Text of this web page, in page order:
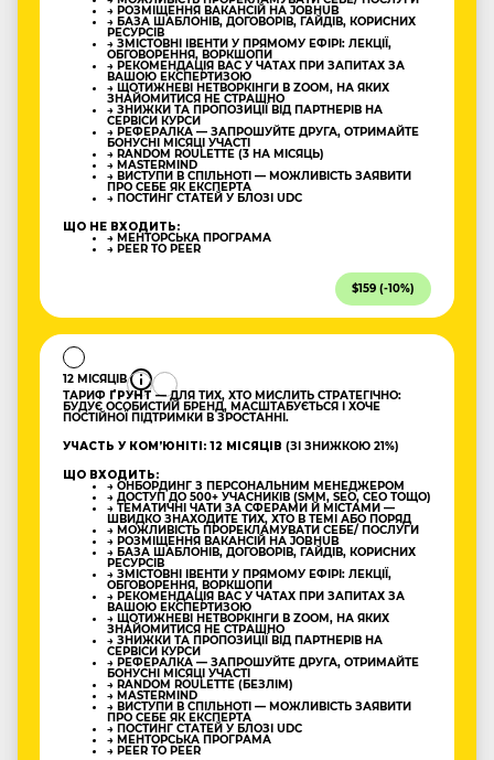
→ РОЗМІЩЕННЯ ВАКАНСІЙ НА JOBHUB
→ БАЗА ШАБЛОНІВ, ДОГОВОРІВ, ГАЙДІВ, КОРИСНИХ
РЕСУРСІВ
→ ЗМІСТОВНІ ІВЕНТИ У ПРЯМОМУ ЕФІРІ: ЛЕКЦІЇ,
ОБГОВОРЕННЯ, ВОРКШОПИ
→ РЕКОМЕНДАЦІЯ ВАС У ЧАТАХ ПРИ ЗАПИТАХ ЗА
ВАШОЮ ЕКСПЕРТИЗОЮ
→ ЩОТИЖНЕВІ НЕТВОРКІНГИ В ZOOM, НА ЯКИХ
ЗНАЙОМИТИСЯ НЕ СТРАШНО
→ ЗНИЖКИ ТА ПРОПОЗИЦІЇ ВІД ПАРТНЕРІВ НА
СЕРВІСИ КУРСИ
→ РЕФЕРАЛКА — ЗАПРОШУЙТЕ ДРУГА, ОТРИМАЙТЕ
БОНУСНІ МІСЯЦІ УЧАСТІ
→ RANDOM ROULETTE (3 НА МІСЯЦЬ)
→ MASTERMIND
→ ВИСТУПИ В СПІЛЬНОТІ — МОЖЛИВІСТЬ ЗАЯВИТИ
ПРО СЕБЕ ЯК ЕКСПЕРТА
→ ПОСТИНГ СТАТЕЙ У БЛОЗІ UDC
ЩО НЕ ВХОДИТЬ:
→ МЕНТОРСЬКА ПРОГРАМА
→ PEER TO PEER
$159 (-10%)
12 МІСЯЦІВ
ТАРИФ ҐРУНТ — ДЛЯ ТИХ, ХТО МИСЛИТЬ СТРАТЕГІЧНО:
БУДУЄ ОСОБИСТИЙ БРЕНД, МАСШТАБУЄТЬСЯ І ХОЧЕ
ПОСТІЙНОЇ ПІДТРИМКИ В ЗРОСТАННІ.
УЧАСТЬ У КОМʼЮНІТІ: 12 МІСЯЦІВ (ЗІ ЗНИЖКОЮ 21%)
ЩО ВХОДИТЬ:
→ ОНБОРДИНГ З ПЕРСОНАЛЬНИМ МЕНЕДЖЕРОМ
→ ДОСТУП ДО 500+ УЧАСНИКІВ (SMM, SEO, CEO ТОЩО)
→ ТЕМАТИЧНІ ЧАТИ ЗА СФЕРАМИ Й МІСТАМИ —
ШВИДКО ЗНАХОДИТЕ ТИХ, ХТО В ТЕМІ АБО ПОРЯД
→ МОЖЛИВІСТЬ ПРОРЕКЛАМУВАТИ СЕБЕ/ ПОСЛУГИ
→ РОЗМІЩЕННЯ ВАКАНСІЙ НА JOBHUB
→ БАЗА ШАБЛОНІВ, ДОГОВОРІВ, ГАЙДІВ, КОРИСНИХ
РЕСУРСІВ
→ ЗМІСТОВНІ ІВЕНТИ У ПРЯМОМУ ЕФІРІ: ЛЕКЦІЇ,
ОБГОВОРЕННЯ, ВОРКШОПИ
→ РЕКОМЕНДАЦІЯ ВАС У ЧАТАХ ПРИ ЗАПИТАХ ЗА
ВАШОЮ ЕКСПЕРТИЗОЮ
→ ЩОТИЖНЕВІ НЕТВОРКІНГИ В ZOOM, НА ЯКИХ
ЗНАЙОМИТИСЯ НЕ СТРАШНО
→ ЗНИЖКИ ТА ПРОПОЗИЦІЇ ВІД ПАРТНЕРІВ НА
СЕРВІСИ КУРСИ
→ РЕФЕРАЛКА — ЗАПРОШУЙТЕ ДРУГА, ОТРИМАЙТЕ
БОНУСНІ МІСЯЦІ УЧАСТІ
→ RANDOM ROULETTE (БЕЗЛІМ)
→ MASTERMIND
→ ВИСТУПИ В СПІЛЬНОТІ — МОЖЛИВІСТЬ ЗАЯВИТИ
ПРО СЕБЕ ЯК ЕКСПЕРТА
→ ПОСТИНГ СТАТЕЙ У БЛОЗІ UDC
→ МЕНТОРСЬКА ПРОГРАМА
→ PEER TO PEER